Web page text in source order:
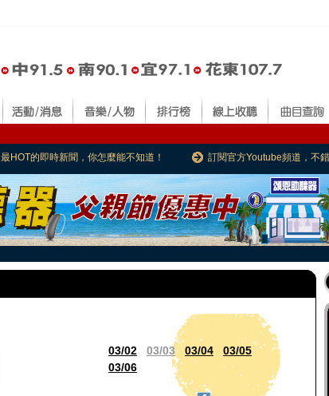
最HOT的即時新聞，你怎麼能不知道！ 訂閱官方Youtube頻道，不
03/02 03/03 03/04
03/05
03/06